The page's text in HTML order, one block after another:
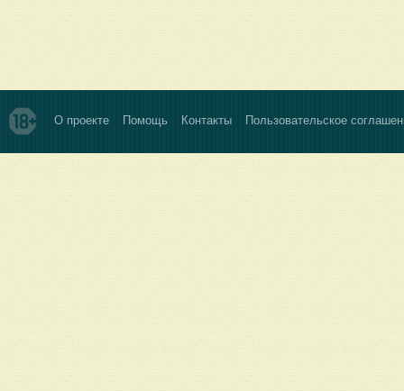
О проекте Помощь Контакты Пользовательское